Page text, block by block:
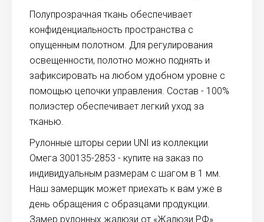
Полупрозрачная ткань обеспечивает
конфиденциальность пространства с
опущенным полотном. Для регулирования
освещенности, полотно можно поднять и
зафиксировать на любом удобном уровне с
помощью цепочки управления. Состав - 100%
полиэстер обеспечивает легкий уход за
тканью.
Рулонные шторы серии UNI из коллекции
Омега 300135-2853 - купите на заказ по
индивидуальным размерам с шагом в 1 мм.
Наш замерщик может приехать к вам уже в
день обращения с образцами продукции.
Замер рулонных жалюзи от «Жалюзи.РФ»